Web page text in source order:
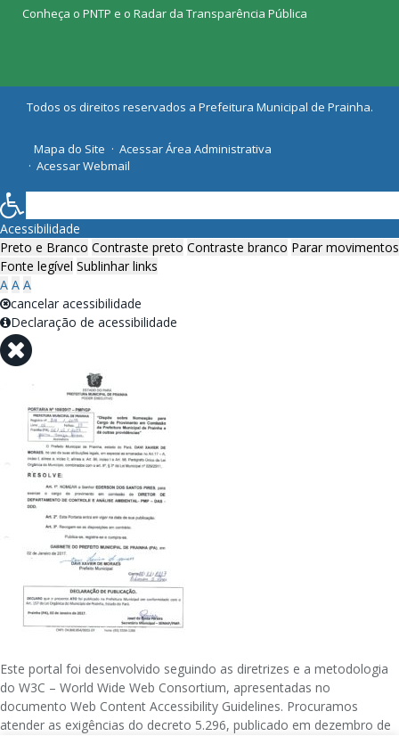
Conheça o PNTP e o Radar da Transparência Pública
Todos os direitos reservados a Prefeitura Municipal de Prainha.
Mapa do Site
Acessar Área Administrativa
Acessar Webmail
Acessibilidade
Preto e Branco Contraste preto Contraste branco Parar movimentos
Fonte legível Sublinhar links
A A A
cancelar acessibilidade
Declaração de acessibilidade
Este portal foi desenvolvido seguindo as diretrizes e a metodologia
do W3C – World Wide Web Consortium, apresentadas no
documento Web Content Accessibility Guidelines. Procuramos
atender as exigências do decreto 5.296, publicado em dezembro de